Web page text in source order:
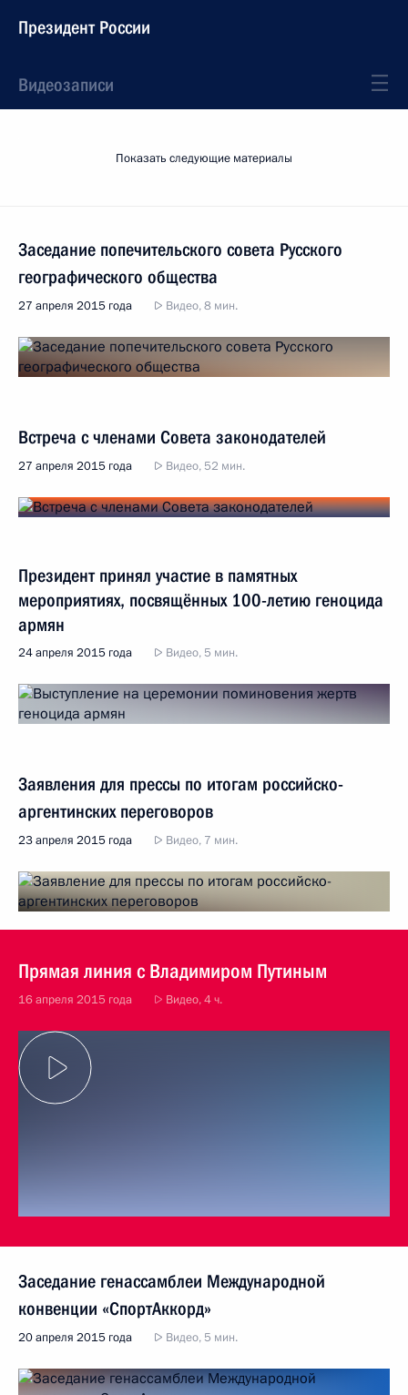
Президент России
Видеозаписи
Показать следующие материалы
Заседание попечительского совета Русского
географического общества
27 апреля 2015 года Видео, 8 мин.
Встреча с членами Совета законодателей
27 апреля 2015 года Видео, 52 мин.
Президент принял участие в памятных
мероприятиях, посвящённых 100-летию геноцида
армян
24 апреля 2015 года Видео, 5 мин.
Заявления для прессы по итогам российско-
аргентинских переговоров
23 апреля 2015 года Видео, 7 мин.
Прямая линия с Владимиром Путиным
16 апреля 2015 года Видео, 4 ч.
Заседание генассамблеи Международной
конвенции «СпортАккорд»
20 апреля 2015 года Видео, 5 мин.